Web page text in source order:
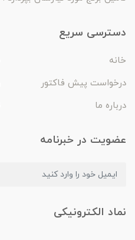
دسترسی سریع
خانه
درخواست پیش فاکتور
درباره ما
عضویت در خبرنامه
نماد الکترونیکی